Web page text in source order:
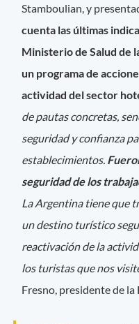
Stamboulian, y
cuenta las últimas
Ministerio de Salud de
un programa de
actividad del sector
de pautas concretas,
seguridad y confianza
establecimientos.
seguridad de los
La Argentina tiene que
un destino turístico
reactivación de la
los turistas que nos
Fresno, presidente de la